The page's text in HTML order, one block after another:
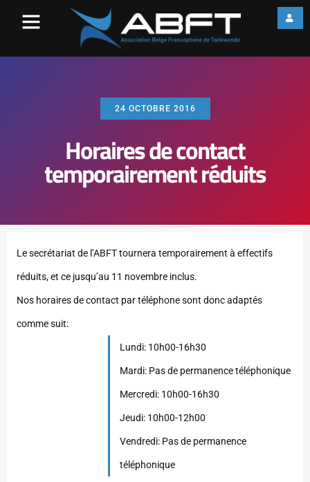
24 OCTOBRE 2016
Horaires de contact
temporairement réduits
Le secrétariat de l’ABFT tournera temporairement à effectifs
réduits, et ce jusqu’au 11 novembre inclus.
Nos horaires de contact par téléphone sont donc adaptés
comme suit:
Lundi: 10h00-16h30
Mardi: Pas de permanence téléphonique
Mercredi: 10h00-16h30
Jeudi: 10h00-12h00
Vendredi: Pas de permanence
téléphonique